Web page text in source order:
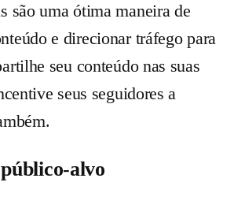
são uma ótima maneira de
e direcionar tráfego para
seu conteúdo nas suas
seus seguidores a
alvo